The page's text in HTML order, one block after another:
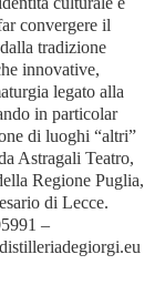
convergere il
tradizione
innovative,
legato alla
in particolar
di luoghi “altri”
Astragali Teatro,
Regione Puglia,
di Lecce.
–